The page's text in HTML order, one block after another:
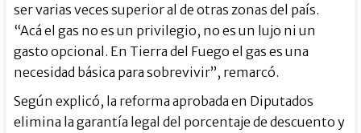
ser varias veces superior al de otras zonas del país.
“Acá el gas no es un privilegio, no es un lujo ni un
gasto opcional. En Tierra del Fuego el gas es una
necesidad básica para sobrevivir”, remarcó.
Según explicó, la reforma aprobada en Diputados
elimina la garantía legal del porcentaje de descuento y